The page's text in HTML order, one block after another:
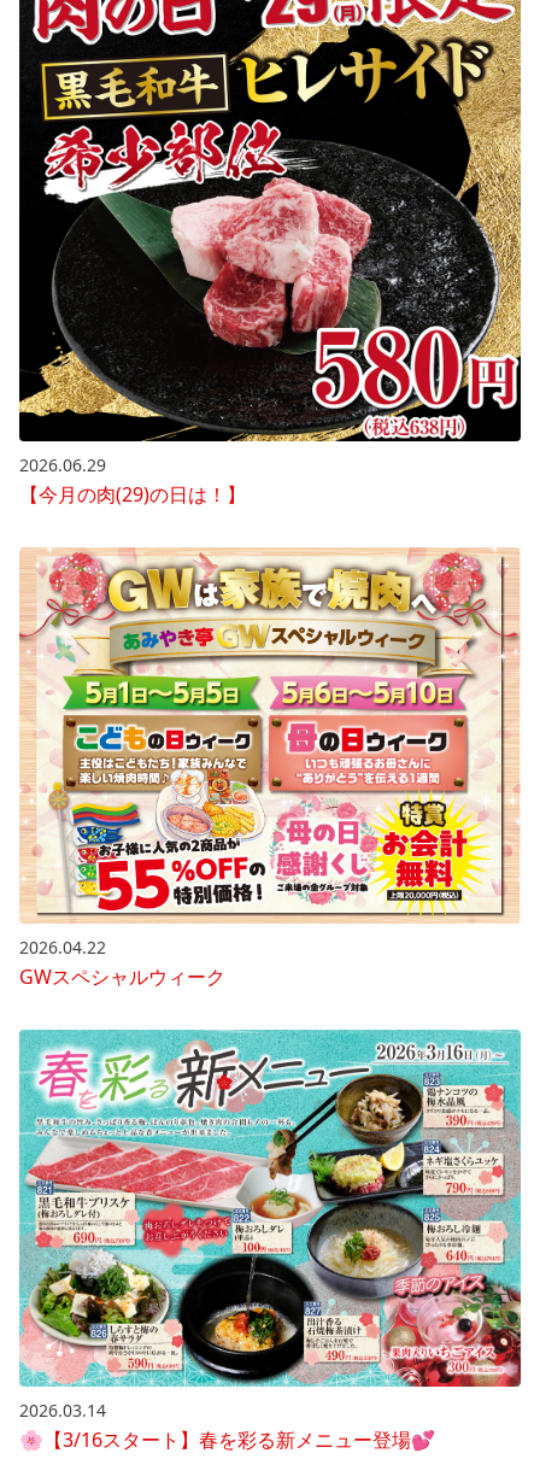
2026.06.29
【今月の肉(29)の日は！】
2026.04.22
GWスペシャルウィーク
2026.03.14
🌸【3/16スタート】春を彩る新メニュー登場💕